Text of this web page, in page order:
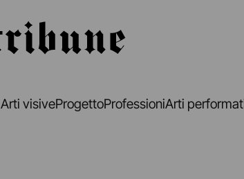
Arti visiveProgettoProfessioniArti